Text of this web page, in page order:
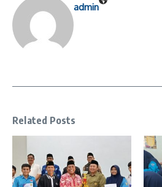
admin
Related Posts